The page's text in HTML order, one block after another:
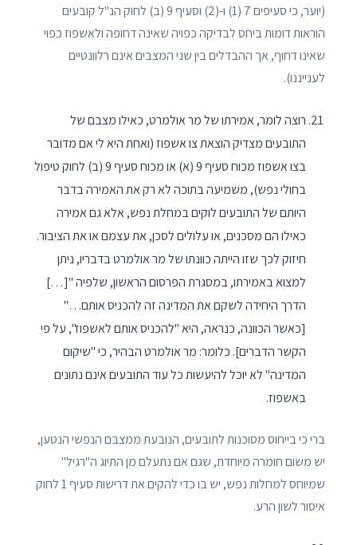
(יוער, כי סעיפים 7 (1) ו-(2) וסעיף 9 (ב) לחוק הנ"ל קובעים
הוראות דומות ביחס לבדיקה כפויה שאינה דחופה ולאשפוז כפוי
שאינו דחוף, אך ההבדלים בין שני המצבים אינם רלוונטיים
לענייננו).
רוצה לומר, אמירתו של מר אולמרט, כאילו מצבם של
התובעים מצדיק הוצאת צו אשפוז (ואחת היא לי אם מדובר
בצו אשפוז מכוח סעיף 9 (א) או מכוח סעיף 9 (ב) לחוק טיפול
בחולי נפש), משמיעה בתוכה לא רק את האמירה בדבר
היותם של התובעים לוקים במחלת נפש, אלא גם אמירה
כאילו הם מסכנים, או עלולים לסכן, את עצמם או את הציבור.
חיזוק לכך שזו הייתה כוונתו של מר אולמרט בדבריו, ניתן
למצוא באמירתו, במסגרת הפרסום הראשון, שלפיה "[…]
הדרך היחידה לשקם את המדינה זה להכניס אותם…"
[כאשר הכוונה, כנראה, היא "להכניס אותם לאשפוז", על פי
הקשר הדברים]. כלומר: מר אולמרט הבהיר, כי "שיקום
המדינה" לא יוכל להיעשות כל עוד התובעים אינם נתונים
באשפוז.
ברי כי בייחוס מסוכנות לתובעים, הנובעת ממצבם הנפשי הנטען,
יש משום חומרה מיוחדת, שגם אם נתעלם מן התיוג ה"רגיל"
שמיוחס למחלות נפש, יש בו כדי להקים את דרישות סעיף 1 לחוק
איסור לשון הרע.